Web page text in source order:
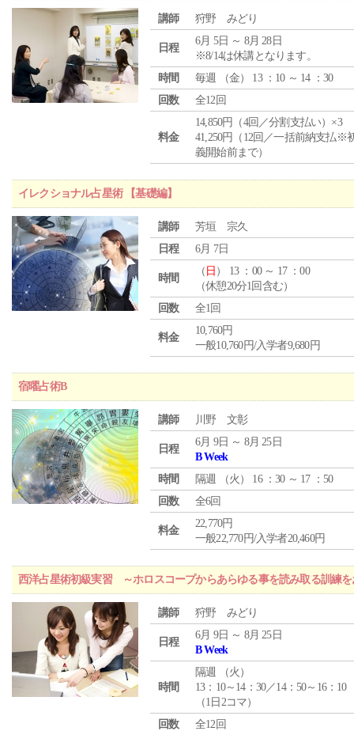
講師 狩野 みどり
日程
6月 5日 ～ 8月 28日
※8/14は休講となります。
時間
毎週 （金） 13 ：10 ～ 14 ：30
回数
全12回
料金
14,850円（4回／分割支払い）×3
41,250円（12回／一括前納支払※
義開始前まで）
イレクショナル占星術 【基礎編】
講師
芳垣 宗久
日程
6月 7日
時間
（ 日 ） 13 ：00 ～ 17 ：00
（休憩20分1回含む）
回数
全1回
料金
10,760円
一般10,760円/入学者9,680円
宿曜占術B
講師 川野 文彰
日程
6月 9日 ～ 8月 25日
B Week
時間
隔週 （火 ） 16 ：30 ～ 17 ：50
回数
全6回
料金
22,770円
一般22,770円/入学者20,460円
西洋占星術初級実習 ～ホロスコープからあらゆる事を読み取る訓練を
講師 狩野 みどり
日程
6月 9日 ～ 8月 25日
B Week
時間
隔週 （火 ）
13：10～14：30／14：50～16：10
（1日2コマ）
回数
全12回